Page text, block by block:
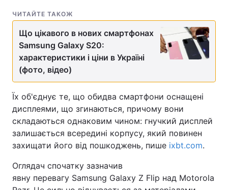
ЧИТАЙТЕ ТАКОЖ
Що цікавого в нових смартфонах
Samsung Galaxy S20:
характеристики і ціни в Україні
(фото, відео)
Їх об'єднує те, що обидва смартфони оснащені
дисплеями, що згинаються, причому вони
складаються однаковим чином: гнучкий дисплей
залишається всередині корпусу, який повинен
захищати його від пошкоджень, пише ixbt.com.
Оглядач спочатку зазначив
явну перевагу Samsung Galaxy Z Flip над Motorola